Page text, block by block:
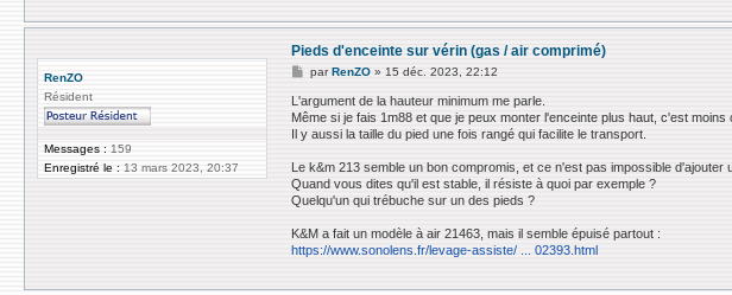
a
a
b
l
RenZO
Résident
Messages : 159
Enregistré le : 13 mars 2023, 20:37
Pieds d'enceinte sur vérin (gas / air comprimé)
M
s
s
g
parRenZO » 15 déc. 2023, 22:12
L'argument de la hauteur minimum me parle.
Même si je fais 1m88 et que je peux monter l'enceinte plus haut, c'est
Il y aussi la taille du pied une fois rangé qui facilite le transport.
Le k&m 213 semble un bon compromis, et ce n'est pas impossible d'ajouter
Quand vous dites qu'il est stable, il résiste à quoi par exemple ?
Quelqu'un qui trébuche sur un des pieds ?
K&M a fait un modèle à air 21463, mais il semble épuisé partout :
https://www.sonolens.fr/levage-assiste/ ... 02393.html